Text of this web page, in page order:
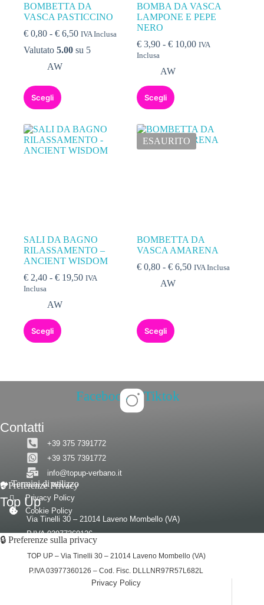
BOMBETTA DA
VASCA PASTICCINO
€ 0,80 - € 6,50Fascia
prezzo:
IVA Inclusa
Valutato 5.00 su 5
AW
Scegli
Questo
prodotto
ha
più
varianti.
Le
opzioni
BOMBA DA VASCA
LAMPONE E PEPE
NERO
€ 3,90 - € 10,00Fascia
IVA
Inclusa
AW
Scegli
Questo
prodotto
ha
più
varianti.
Le
SALI DA BAGNO
RILASSAMENTO –
ANCIENT WISDOM
€ 2,40 - € 19,50Fascia
IVA
Inclusa
AW
Scegli
Questo
prodotto
ha
nella
pagina
del
prodotto
ESAURITO
BOMBETTA DA
VASCA AMARENA
€ 0,80 - € 6,50Fascia
IVA Inclusa
AW
Scegli
Questo
prodotto
ha
opzioni
possono
essere
Facebook Tiktok
Contatti
+39 375 7391772
+39 375 7391772
info@topup-verbano.it
🔒 Preferenze Privacy
Top Up
Via Tinelli 30 – 21014 Laveno Mombello (VA)
P.IVA 03977360126
➡️ Termini di utilizzo
Privacy Policy
Cookie Policy
© 2026 – Tutti i diritti riservati a Top Up
🔒 Preferenze sulla privacy
TOP UP – Via Tinelli 30 – 21014 Laveno Mombello (VA)
P.IVA 03977360126 – Cod. Fisc. DLLLNR97R57L682L
Privacy Policy